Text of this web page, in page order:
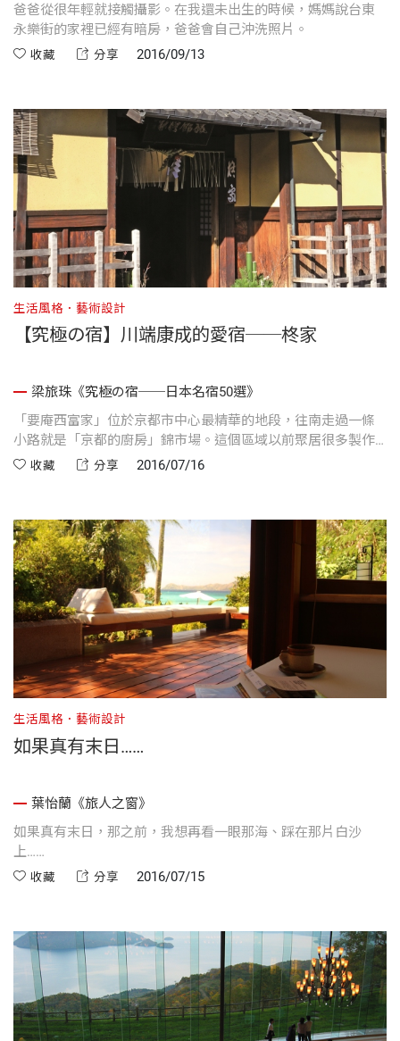
爸爸從很年輕就接觸攝影。在我還未出生的時候，媽媽說台東
永樂街的家裡已經有暗房，爸爸會自己沖洗照片。
收藏 分享 2016/09/13
生活風格．藝術設計
【究極の宿】川端康成的愛宿──柊家
梁旅珠《究極の宿──日本名宿50選》
「要庵西富家」位於京都市中心最精華的地段，往南走過一條
小路就是「京都的廚房」錦市場。這個區域以前聚居很多製作
扇骨的職人，被稱為「骨屋之町」，而西田家在富小路上的位
收藏 分享 2016/07/16
生活風格．藝術設計
如果真有末日……
葉怡蘭《旅人之窗》
如果真有末日，那之前，我想再看一眼那海、踩在那片白沙
上……
收藏 分享 2016/07/15